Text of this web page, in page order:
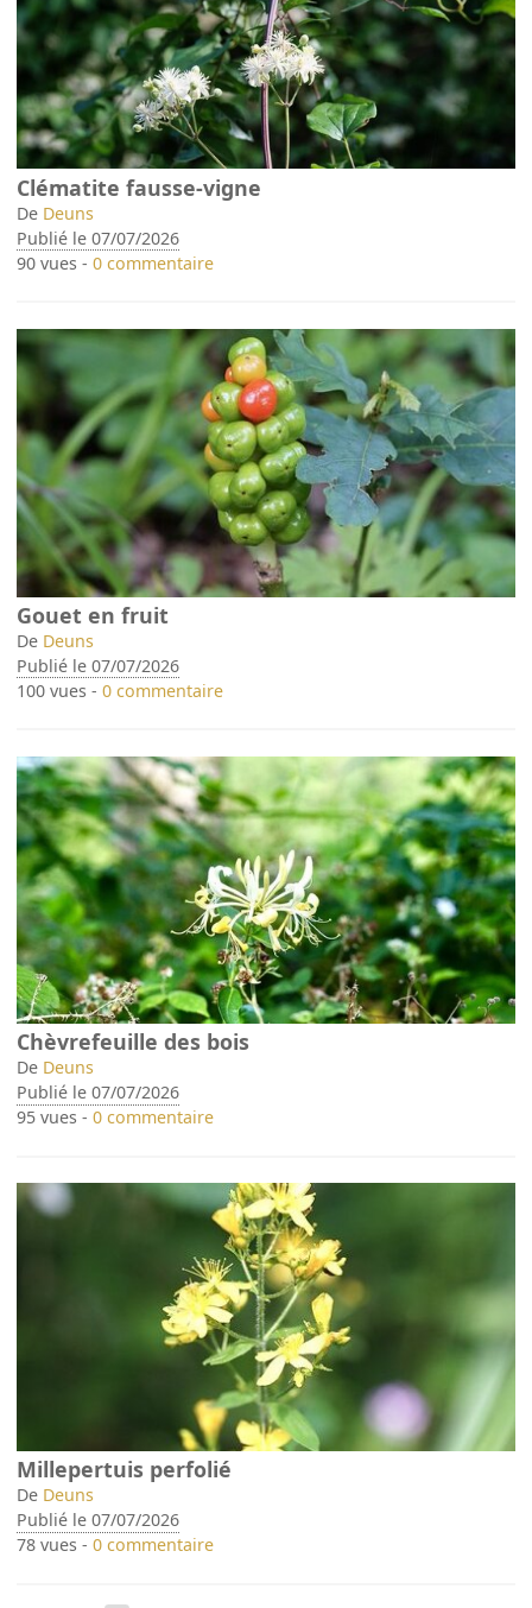
Clématite fausse-vigne
De Deuns
Publié le 07/07/2026
90 vues -0 commentaire
Gouet en fruit
De Deuns
Publié le 07/07/2026
100 vues -0 commentaire
Chèvrefeuille des bois
De Deuns
Publié le 07/07/2026
95 vues -0 commentaire
Millepertuis perfolié
De Deuns
Publié le 07/07/2026
78 vues -0 commentaire